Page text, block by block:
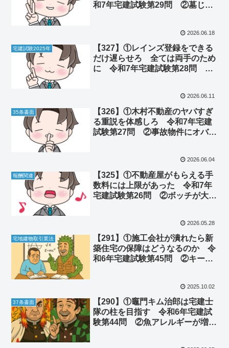
和7年宅建試験第29問 ②墓じま
2026.06.18
宅建試験2025年
【327】①レインズ登録をできる
だけ遅らせろ 全ては両手のため
に 令和7年宅建試験第28問 ②
2026.06.11
35条書面
【326】①木村不動産のヤバすぎ
る重説を体感しろ 令和7年宅建
試験第27問 ②事故物件にオバケ
2026.06.04
報酬関連
【325】①不動産屋がもらえる手
数料には上限があった 令和7年
宅建試験第26問 ②ボッチが大人
2026.05.28
宅地建物取引業法
【291】①施工会社が潰れたら新
築住宅の保障はどうなるのか 令
和6年宅建試験第45問 ②キープ
2025.10.02
37条書面
【290】①竈門キム治郎は宅建士
隊の柱を目指す 令和6年宅建試
験第44問 ②魚アレルギーが増え